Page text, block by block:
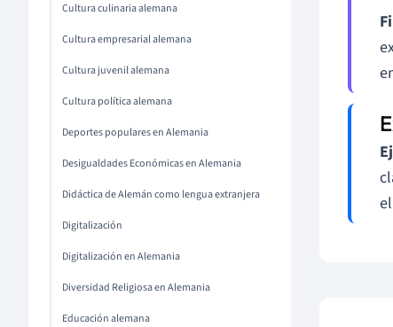
Cultura culinaria alemana
Cultura empresarial alemana
Cultura juvenil alemana
Cultura política alemana
Deportes populares en Alemania
Desigualdades Económicas en Alemania
Didáctica de Alemán como lengua extranjera
Digitalización
Digitalización en Alemania
Diversidad Religiosa en Alemania
Educación alemana